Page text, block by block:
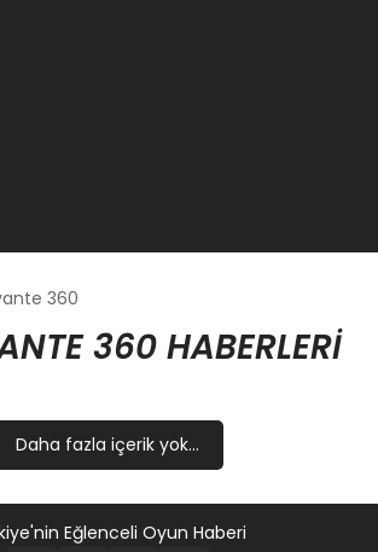
360
360 HABERLERI
Daha fazla içerik yok...
Eğlenceli Oyun Haberi